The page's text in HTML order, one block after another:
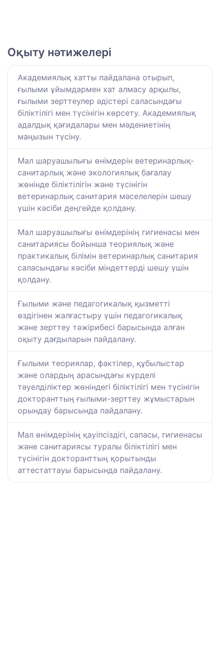
Оқыту нәтижелері
Академиялық хатты пайдалана отырып,
ғылыми ұйымдармен хат алмасу арқылы,
ғылыми зерттеулер әдістері саласындағы
біліктілігі мен түсінігін көрсету. Академиялық
адалдық қағидалары мен мәдениетінің
маңызын түсіну.
Мал шаруашылығы өнімдерін ветеринарлық-
санитарлық және экологиялық бағалау
жөнінде біліктілігін және түсінігін
ветеринарлық санитария мәселелерін шешу
үшін кәсіби деңгейде қолдану.
Мал шаруашылығы өнімдерінің гигиенасы мен
санитариясы бойынша теориялық және
практикалық білімін ветеринарлық санитария
саласындағы кәсіби міндеттерді шешу үшін
қолдану.
Ғылыми және педагогикалық қызметті
өздігінен жалғастыру үшін педагогикалық
және зерттеу тәжірибесі барысында алған
оқыту дағдыларын пайдалану.
Ғылыми теориялар, фактілер, құбылыстар
және олардың арасындағы күрделі
тәуелділіктер жөніндегі біліктілігі мен түсінігін
докторанттың ғылыми-зерттеу жұмыстарын
орындау барысында пайдалану.
Мал өнімдерінің қауіпсіздігі, сапасы, гигиенасы
және санитариясы туралы біліктілігі мен
түсінігін докторанттың қорытынды
аттестаттауы барысында пайдалану.